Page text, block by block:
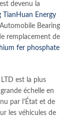
devenu la
TianHuan Energy
Bearing
remplacement de
fer phosphate
est la plus
échelle en
par l'État et de
les véhicules de